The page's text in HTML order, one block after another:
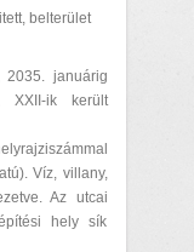
belterület
2035. januárig
XXII-ik került
Víz, villany,
Az utcai
hely sík